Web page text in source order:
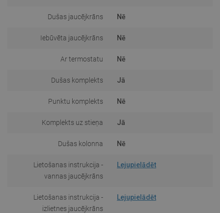
Dušas jaucējkrāns Nē
Iebūvēta jaucējkrāns Nē
Ar termostatu Nē
Dušas komplekts Jā
Punktu komplekts Nē
Komplekts uz stieņa Jā
Dušas kolonna Nē
Lietošanas instrukcija -
vannas jaucējkrāns
Lejupielādēt
Lietošanas instrukcija -
izlietnes jaucējkrāns
Lejupielādēt